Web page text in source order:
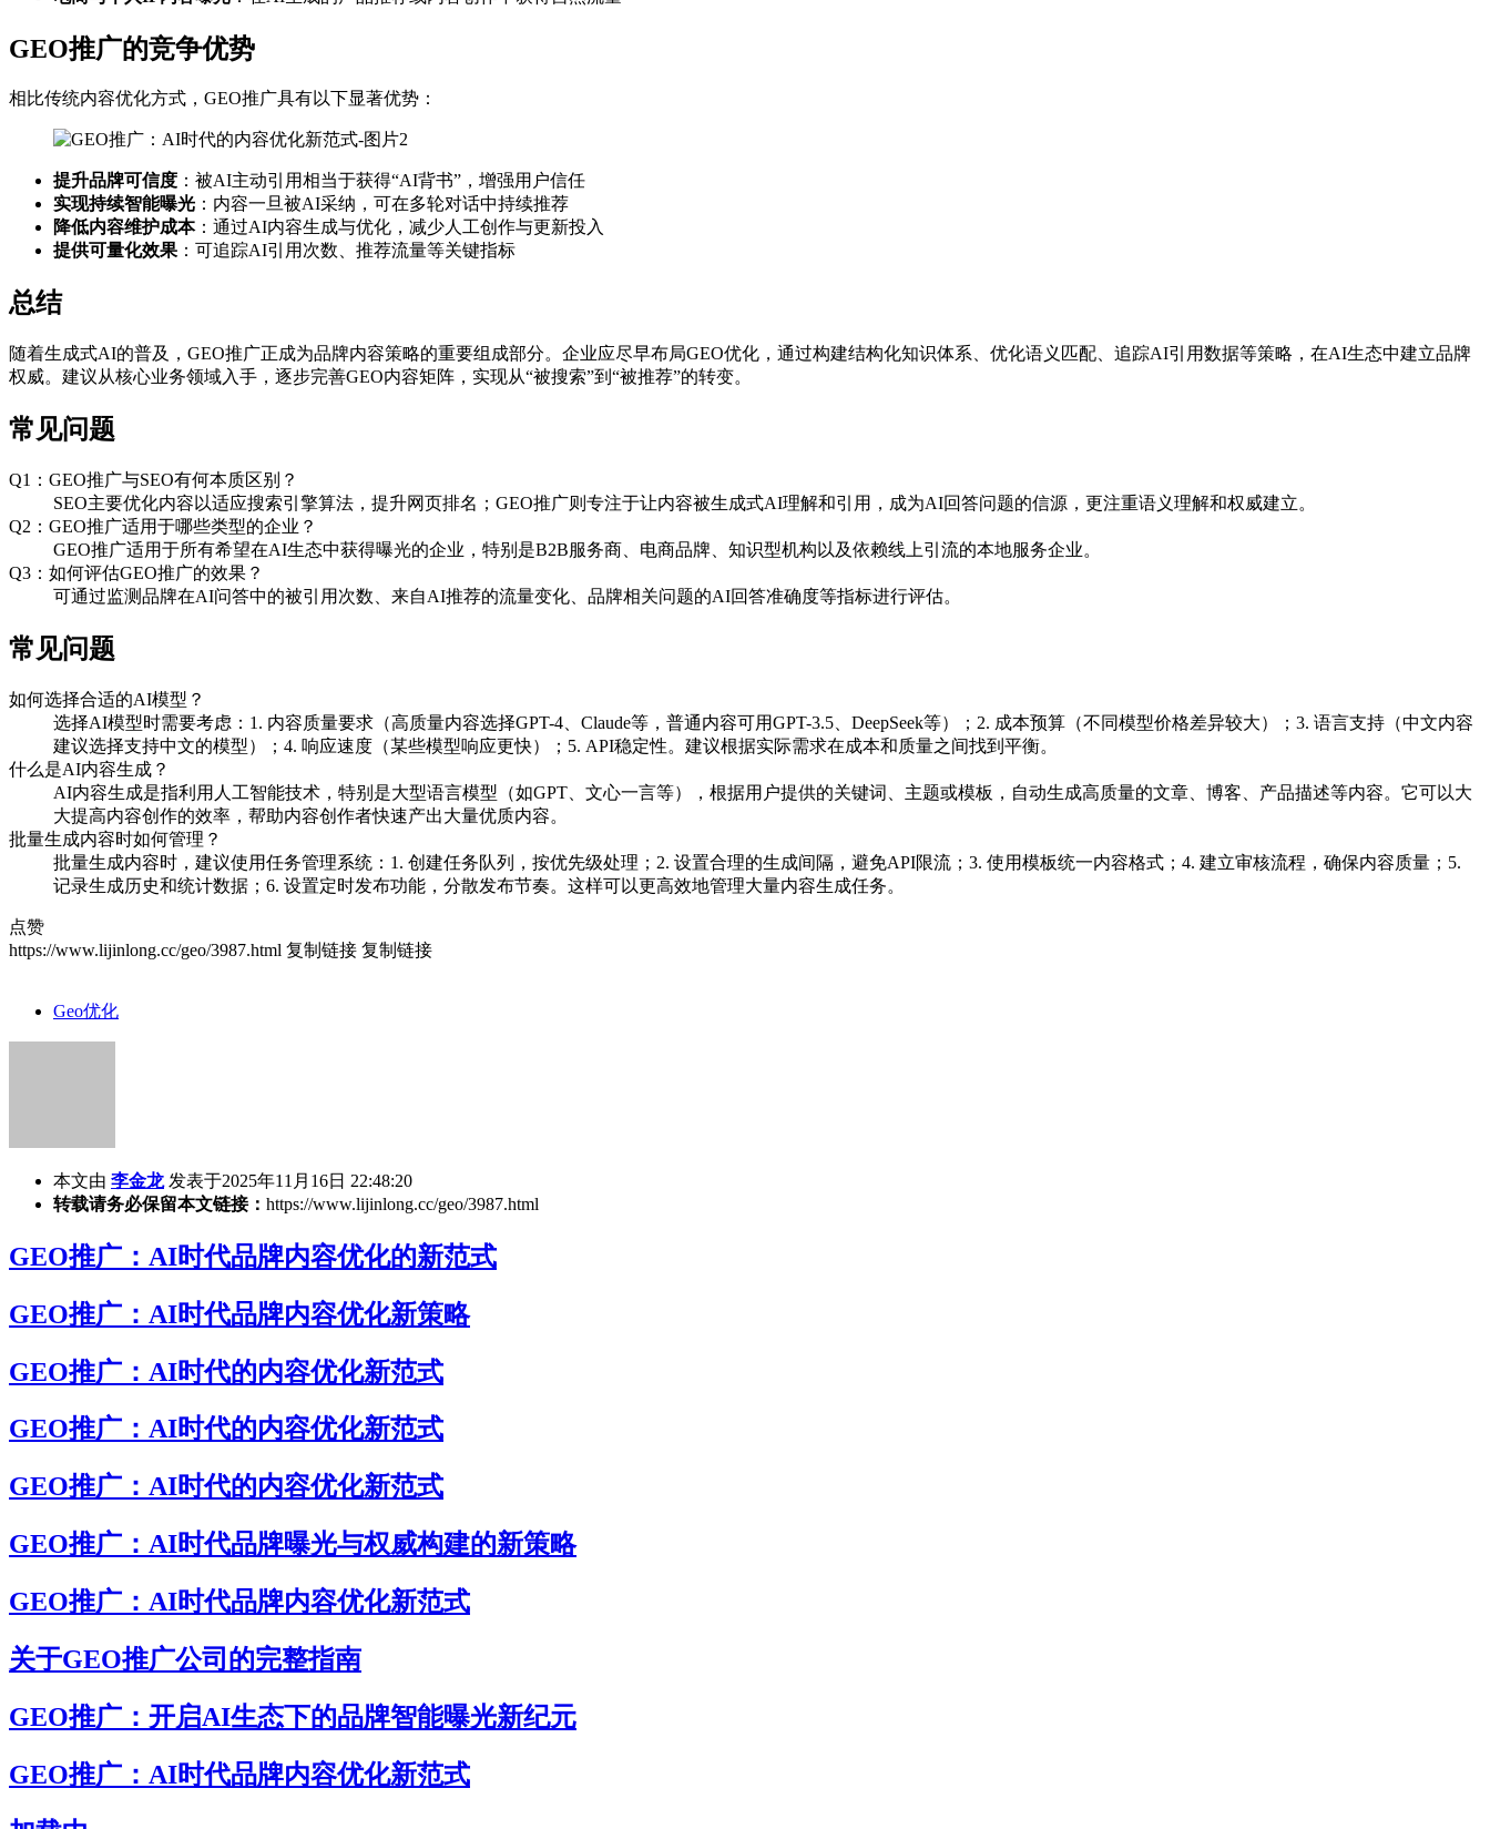
GEO推广的竞争优势
相比传统内容优化方式，GEO推广具有以下显著优势：
提升品牌可信度 ：被AI主动引用相当于获得“AI背书”，增强用户信任
实现持续智能曝光 ：内容一旦被AI采纳，可在多轮对话中持续推荐
降低内容维护成本：通过AI内容生成与优化，减少人工创作与更新投入
提供可量化效果：可追踪AI引用次数、推荐流量等关键指标
总结
随着生成式AI的普及，GEO推广正成为品牌内容策略的重要组成部分。企业应尽早布局GEO优化，通过构建结构化知识体系、优化语义匹配、追踪AI引用数据等策略，在AI生态中建立品牌
权威。建议从核心业务领域入手，逐步完善GEO内容矩阵，实现从“被搜索”到“被推荐”的转变。
常见问题
Q1：GEO推广与SEO有何本质区别？
SEO主要优化内容以适应搜索引擎算法，提升网页排名；GEO推广则专注于让内容被生成式AI理解和引用，成为AI回答问题的信源，更注重语义理解和权威建立。
Q2：GEO推广适用于哪些类型的企业？
GEO推广适用于所有希望在AI生态中获得曝光的企业，特别是B2B服务商、电商品牌、知识型机构以及依赖线上引流的本地服务企业。
Q3：如何评估GEO推广的效果？
可通过监测品牌在AI问答中的被引用次数、来自AI推荐的流量变化、品牌相关问题的AI回答准确度等指标进行评估。
常见问题
如何选择合适的AI模型？
选择AI模型时需要考虑：1. 内容质量要求（高质量内容选择GPT-4、Claude等，普通内容可用GPT-3.5、DeepSeek等）；2. 成本预算（不同模型价格差异较大）；3. 语言支持（中文内容
建议选择支持中文的模型）；4. 响应速度（某些模型响应更快）；5. API稳定性。建议根据实际需求在成本和质量之间找到平衡。
什么是AI内容生成？
AI内容生成是指利用人工智能技术，特别是大型语言模型（如GPT、文心一言等），根据用户提供的关键词、主题或模板，自动生成高质量的文章、博客、产品描述等内容。它可以大
大提高内容创作的效率，帮助内容创作者快速产出大量优质内容。
批量生成内容时如何管理？
批量生成内容时，建议使用任务管理系统：1. 创建任务队列，按优先级处理；2. 设置合理的生成间隔，避免API限流；3. 使用模板统一内容格式；4. 建立审核流程，确保内容质量；5.
记录生成历史和统计数据；6. 设置定时发布功能，分散发布节奏。这样可以更高效地管理大量内容生成任务。
点赞
https://www.lijinlong.cc/geo/3987.html 复制链接 复制链接
Geo优化
本文由 李金龙 发表于2025年11月16日 22:48:20
转载请务必保留本文链接： https://www.lijinlong.cc/geo/3987.html
GEO推广：AI时代品牌内容优化的新范式
GEO推广：AI时代品牌内容优化新策略
GEO推广：AI时代的内容优化新范式
GEO推广：AI时代的内容优化新范式
GEO推广：AI时代的内容优化新范式
GEO推广：AI时代品牌曝光与权威构建的新策略
GEO推广：AI时代品牌内容优化新范式
关于GEO推广公司的完整指南
GEO推广：开启AI生态下的品牌智能曝光新纪元
GEO推广：AI时代品牌内容优化新范式